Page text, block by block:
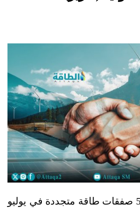
شهدت قائمة أكبر 5 صفقات طاقة متجددة في يوليو